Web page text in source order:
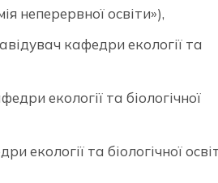
неперервної освіти»),
кафедри екології та
екології та біологічної
та біологічної